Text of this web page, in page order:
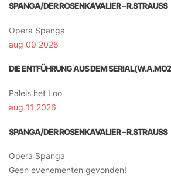
SPANGA/DER ROSENKAVALIER – R.STRAUSS
Opera Spanga
aug 09 2026
DIE ENTFÜHRUNG AUS DEM
Paleis het Loo
aug 11 2026
SPANGA/DER ROSENKAVALIER – R.STRAUSS
Opera Spanga
Geen evenementen gevonden!